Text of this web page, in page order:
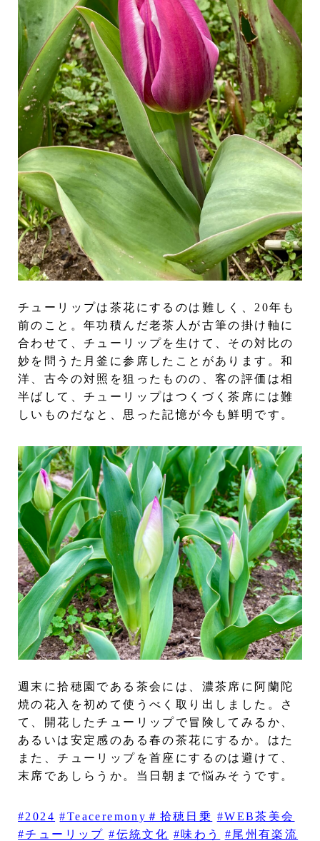
チューリップは茶花にするのは難しく、20年も
前のこと。年功積んだ老茶人が古筆の掛け軸に
合わせて、チューリップを生けて、その対比の
妙を問うた月釜に参席したことがあります。和
洋、古今の対照を狙ったものの、客の評価は相
半ばして、チューリップはつくづく茶席には難
しいものだなと、思った記憶が今も鮮明です。
週末に拾穂園である茶会には、濃茶席に阿蘭陀
焼の花入を初めて使うべく取り出しました。さ
て、開花したチューリップで冒険してみるか、
あるいは安定感のある春の茶花にするか。はた
また、チューリップを首座にするのは避けて、
末席であしらうか。当日朝まで悩みそうです。
#2024 #Teaceremony＃拾穂日乗 #WEB茶美会
#チューリップ #伝統文化 #味わう
#尾州有楽流